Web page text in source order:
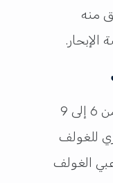
منه
الإبحار.
تُقام في نادي الدوحة للغولف من 6 إلى 9
للغولف
الغولف